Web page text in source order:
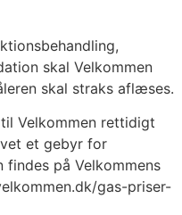
skal Velkommen
skal straks aflæses.
Velkommen rettidigt
et gebyr for
på Velkommens
gas-priser-